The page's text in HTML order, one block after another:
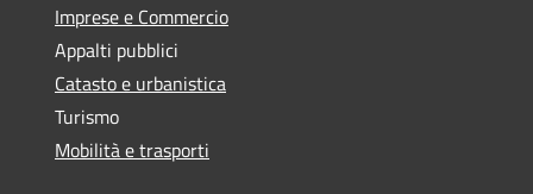
Imprese e Commercio
Appalti pubblici
Catasto e urbanistica
Turismo
Mobilità e trasporti